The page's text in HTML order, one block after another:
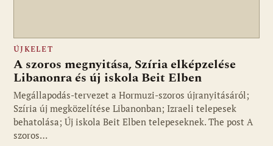
ÚJKELET
A szoros megnyitása, Szíria elképzelése
Libanonra és új iskola Beit Elben
Megállapodás-tervezet a Hormuzi-szoros újranyitásáról;
Szíria új megközelítése Libanonban; Izraeli telepesek
behatolása; Új iskola Beit Elben telepeseknek. The post A
szoros…